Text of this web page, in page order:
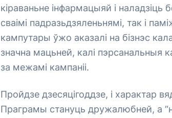
кіраваньне інфармацыяй і
сваімі падразьдзяленьнямі, так і
кампутары ўжо аказалі на бізнэс
значна мацьней, калі пэрсанальныя
за межамі кампаніі.
Пройдзе дзесяцігоддзе, і характар
Праграмы стануць дружалюбней, а